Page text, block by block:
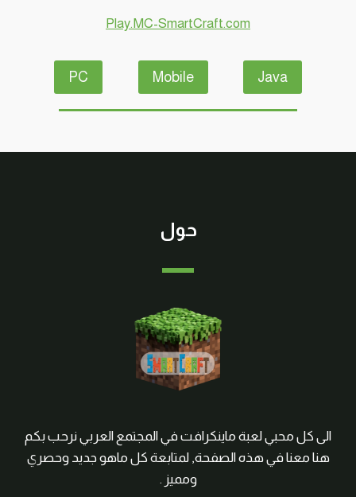
Play.MC-SmartCraft.com
Java
Mobile
PC
حول
الى كل محبي لعبة ماينكرافت في المجتمع العربي نرحب بكم
هنا معنا في هذه الصفحة, لمتابعة كل ماهو جديد وحصري
ومميز .